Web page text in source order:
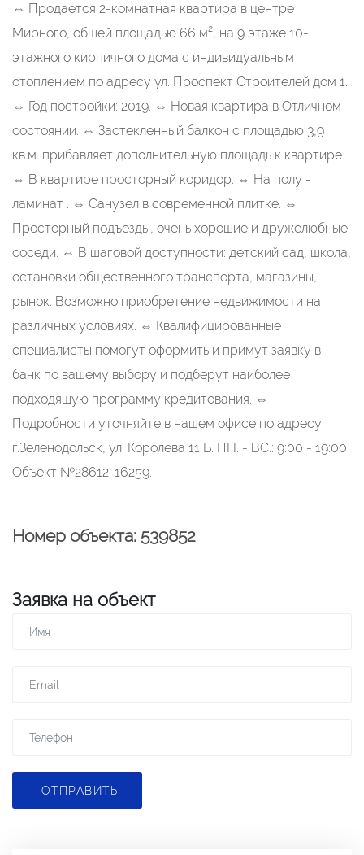
⇔ Продается 2-комнатная квартира в центре
Мирного, общей площадью 66 м², на 9 этаже 10-
этажного кирпичного дома с индивидуальным
отоплением по адресу ул. Проспект Строителей дом 1.
⇔ Год постройки: 2019. ⇔ Новая квартира в Отличном
состоянии. ⇔ Застекленный балкон с площадью 3,9
кв.м. прибавляет дополнительную площадь к квартире.
⇔ В квартире просторный коридор. ⇔ На полу -
ламинат . ⇔ Санузел в современной плитке. ⇔
Просторный подъезды, очень хорошие и дружелюбные
соседи. ⇔ В шаговой доступности: детский сад, школа,
остановки общественного транспорта, магазины,
рынок. Возможно приобретение недвижимости на
различных условиях. ⇔ Квалифицированные
специалисты помогут оформить и примут заявку в
банк по вашему выбору и подберут наиболее
подходящую программу кредитования. ⇔
Подробности уточняйте в нашем офисе по адресу:
г.Зеленодольск, ул. Королева 11 Б. ПН. - ВС.: 9:00 - 19:00
Объект №28612-16259.
Номер объекта: 539852
Заявка на объект
ОТПРАВИТЬ